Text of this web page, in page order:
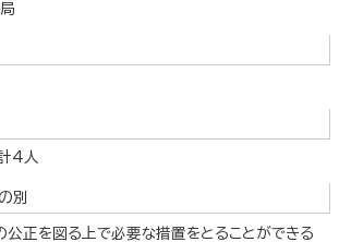
4人
別
公正を図る上で必要な措置をとることができる